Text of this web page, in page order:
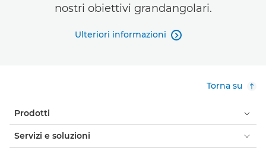
nostri obiettivi grandangolari.
Ulteriori informazioni 
Torna su
Prodotti
Servizi e soluzioni